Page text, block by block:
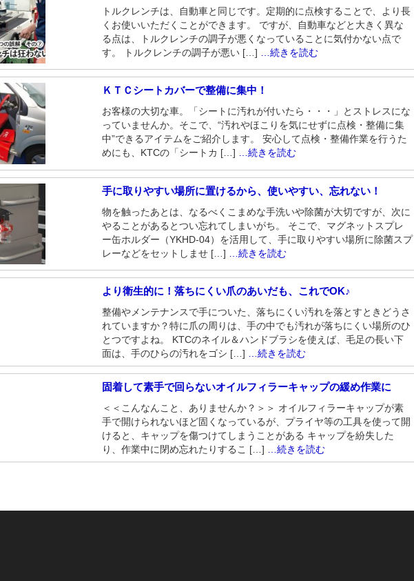
トルクレンチは、自動車と同じです。定期的に点検することで、より長
くお使いいただくことができます。 ですが、自動車などと大きく異な
る点は、トルクレンチの調子が悪くなっていることに気付かない点で
す。 トルクレンチの調子が悪い […]
…続きを読む
ＫＴＣシートカバーで整備に集中！
お客様の大切な車。「シートに汚れが付いたら・・・」とストレスにな
っていませんか。そこで、“汚れやほこりを気にせずに点検・整備に集
中”できるアイテムをご紹介します。 安心して点検・整備作業を行うた
めにも、KTCの「シートカ […]
…続きを読む
手に取りやすい場所に置けるから、使いやすい、忘れない！
物を触ったあとは、なるべくこまめな手洗いや除菌が大切ですが、次に
やることがあるとつい忘れてしまいがち。 そこで、マグネットスプレ
ー缶ホルダー（YKHD-04）を活用して、手に取りやすい場所に除菌スプ
レーなどをセットしませ […]
…続きを読む
より衛生的に！落ちにくい爪のあいだも、これでOK♪
整備やメンテナンスで手についた、落ちにくい汚れを落とすときどうさ
れていますか？特に爪の周りは、手の中でも汚れが落ちにくい場所のひ
とつですよね。 KTCのネイル＆ハンドブラシを使えば、毛足の長い下
面は、手のひらの汚れをゴシ […] …続きを読む
固着して素手で回らないオイルフィラーキャップの緩め作業に
＜＜こんなんこと、ありませんか？＞＞ オイルフィラーキャップが素
手で開けられないほど固くなっているが、プライヤ等の工具を使って開
けると、キャップを傷つけてしまうことがある キャップを紛失した
り、作業中に閉め忘れたりするこ […] …続きを読む